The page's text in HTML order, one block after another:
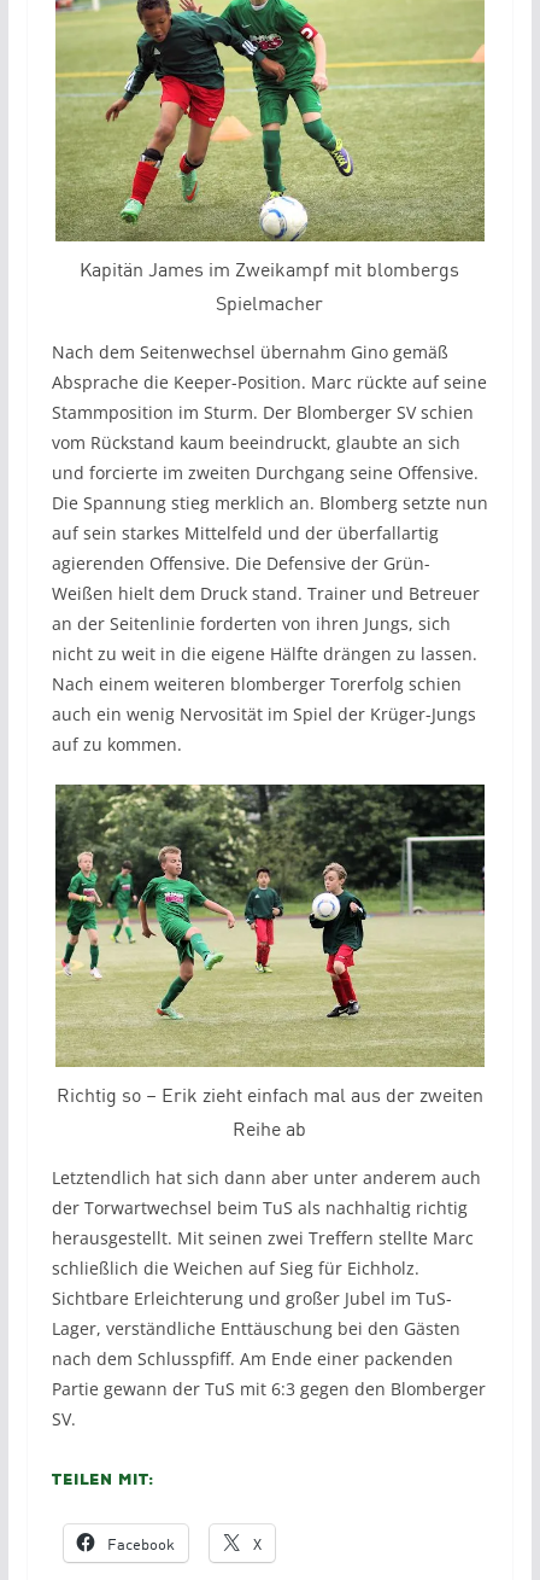
Kapitän James im Zweikampf mit blombergs
Spielmacher
Nach dem Seitenwechsel übernahm Gino gemäß
Absprache die Keeper-Position. Marc rückte auf seine
Stammposition im Sturm. Der Blomberger SV schien
vom Rückstand kaum beeindruckt, glaubte an sich
und forcierte im zweiten Durchgang seine Offensive.
Die Spannung stieg merklich an. Blomberg setzte nun
auf sein starkes Mittelfeld und der überfallartig
agierenden Offensive. Die Defensive der Grün-
Weißen hielt dem Druck stand. Trainer und Betreuer
an der Seitenlinie forderten von ihren Jungs, sich
nicht zu weit in die eigene Hälfte drängen zu lassen.
Nach einem weiteren blomberger Torerfolg schien
auch ein wenig Nervosität im Spiel der Krüger-Jungs
auf zu kommen.
Richtig so – Erik zieht einfach mal aus der zweiten
Reihe ab
Letztendlich hat sich dann aber unter anderem auch
der Torwartwechsel beim TuS als nachhaltig richtig
herausgestellt. Mit seinen zwei Treffern stellte Marc
schließlich die Weichen auf Sieg für Eichholz.
Sichtbare Erleichterung und großer Jubel im TuS-
Lager, verständliche Enttäuschung bei den Gästen
nach dem Schlusspfiff. Am Ende einer packenden
Partie gewann der TuS mit 6:3 gegen den Blomberger
SV.
Teilen mit:
Facebook X